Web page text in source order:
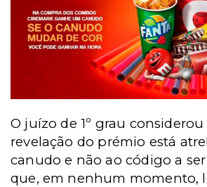
O juízo de 1º grau considerou
revelação do prémio está
canudo e não ao código a
que, em nenhum momento,